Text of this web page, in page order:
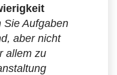
Sie Aufgaben
aber nicht
allem zu